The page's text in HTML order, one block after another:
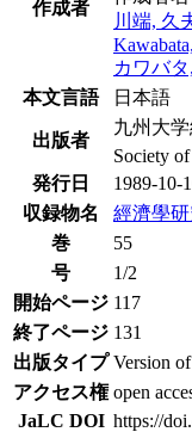
作成者
川端, 久
カワバ
本文言語
日本語
出版者
九州大
Society
発行日
1989-10-
収録物名
經濟學研
巻
55
号
1/2
開始ページ 117
終了ページ 131
出版タイプ Version
アクセス権 open
JaLC DOI https://